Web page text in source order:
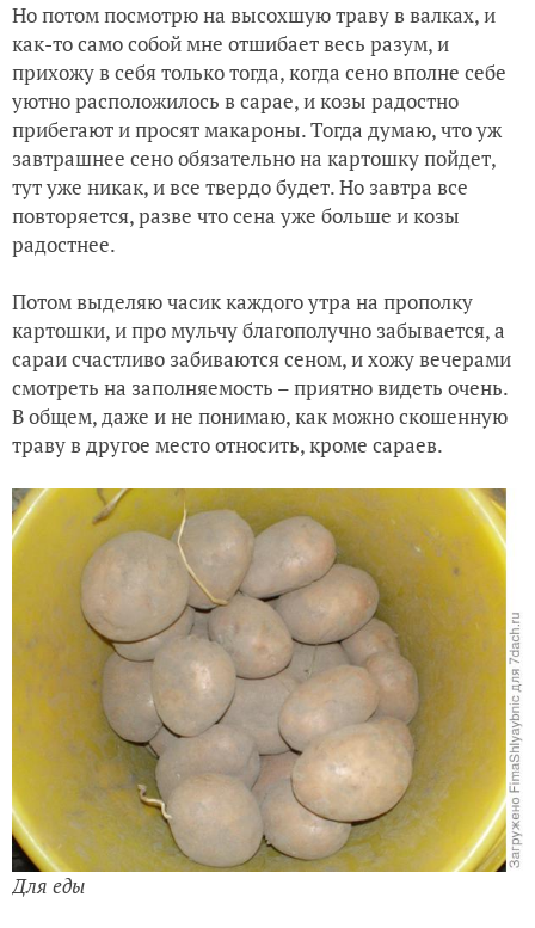
Но потом посмотрю на высохшую траву в валках, и
как-то само собой мне отшибает весь разум, и
прихожу в себя только тогда, когда сено вполне себе
уютно расположилось в сарае, и козы радостно
прибегают и просят макароны. Тогда думаю, что уж
завтрашнее сено обязательно на картошку пойдет,
тут уже никак, и все твердо будет. Но завтра все
повторяется, разве что сена уже больше и козы
радостнее.
Потом выделяю часик каждого утра на прополку
картошки, и про мульчу благополучно забывается, а
сараи счастливо забиваются сеном, и хожу вечерами
смотреть на заполняемость – приятно видеть очень.
В общем, даже и не понимаю, как можно скошенную
траву в другое место относить, кроме сараев.
Для еды